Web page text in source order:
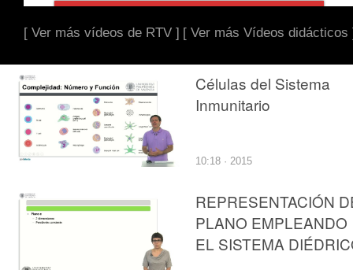
[ Ver más vídeos de RTV ] [ Ver más Vídeos didácticos
Células del Sistema
Inmunitario
10:18 · 2015
REPRESENTACIÓN
PLANO EMPLEANDO
EL SISTEMA